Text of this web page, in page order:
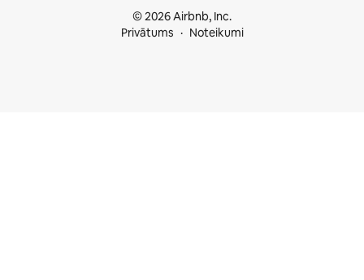
© 2026 Airbnb, Inc.
Privātums
Noteikumi